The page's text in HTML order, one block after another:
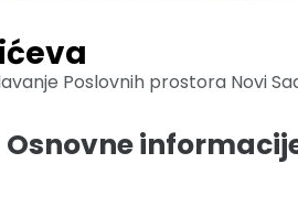
Poslovnih prostora Novi
Osnovne